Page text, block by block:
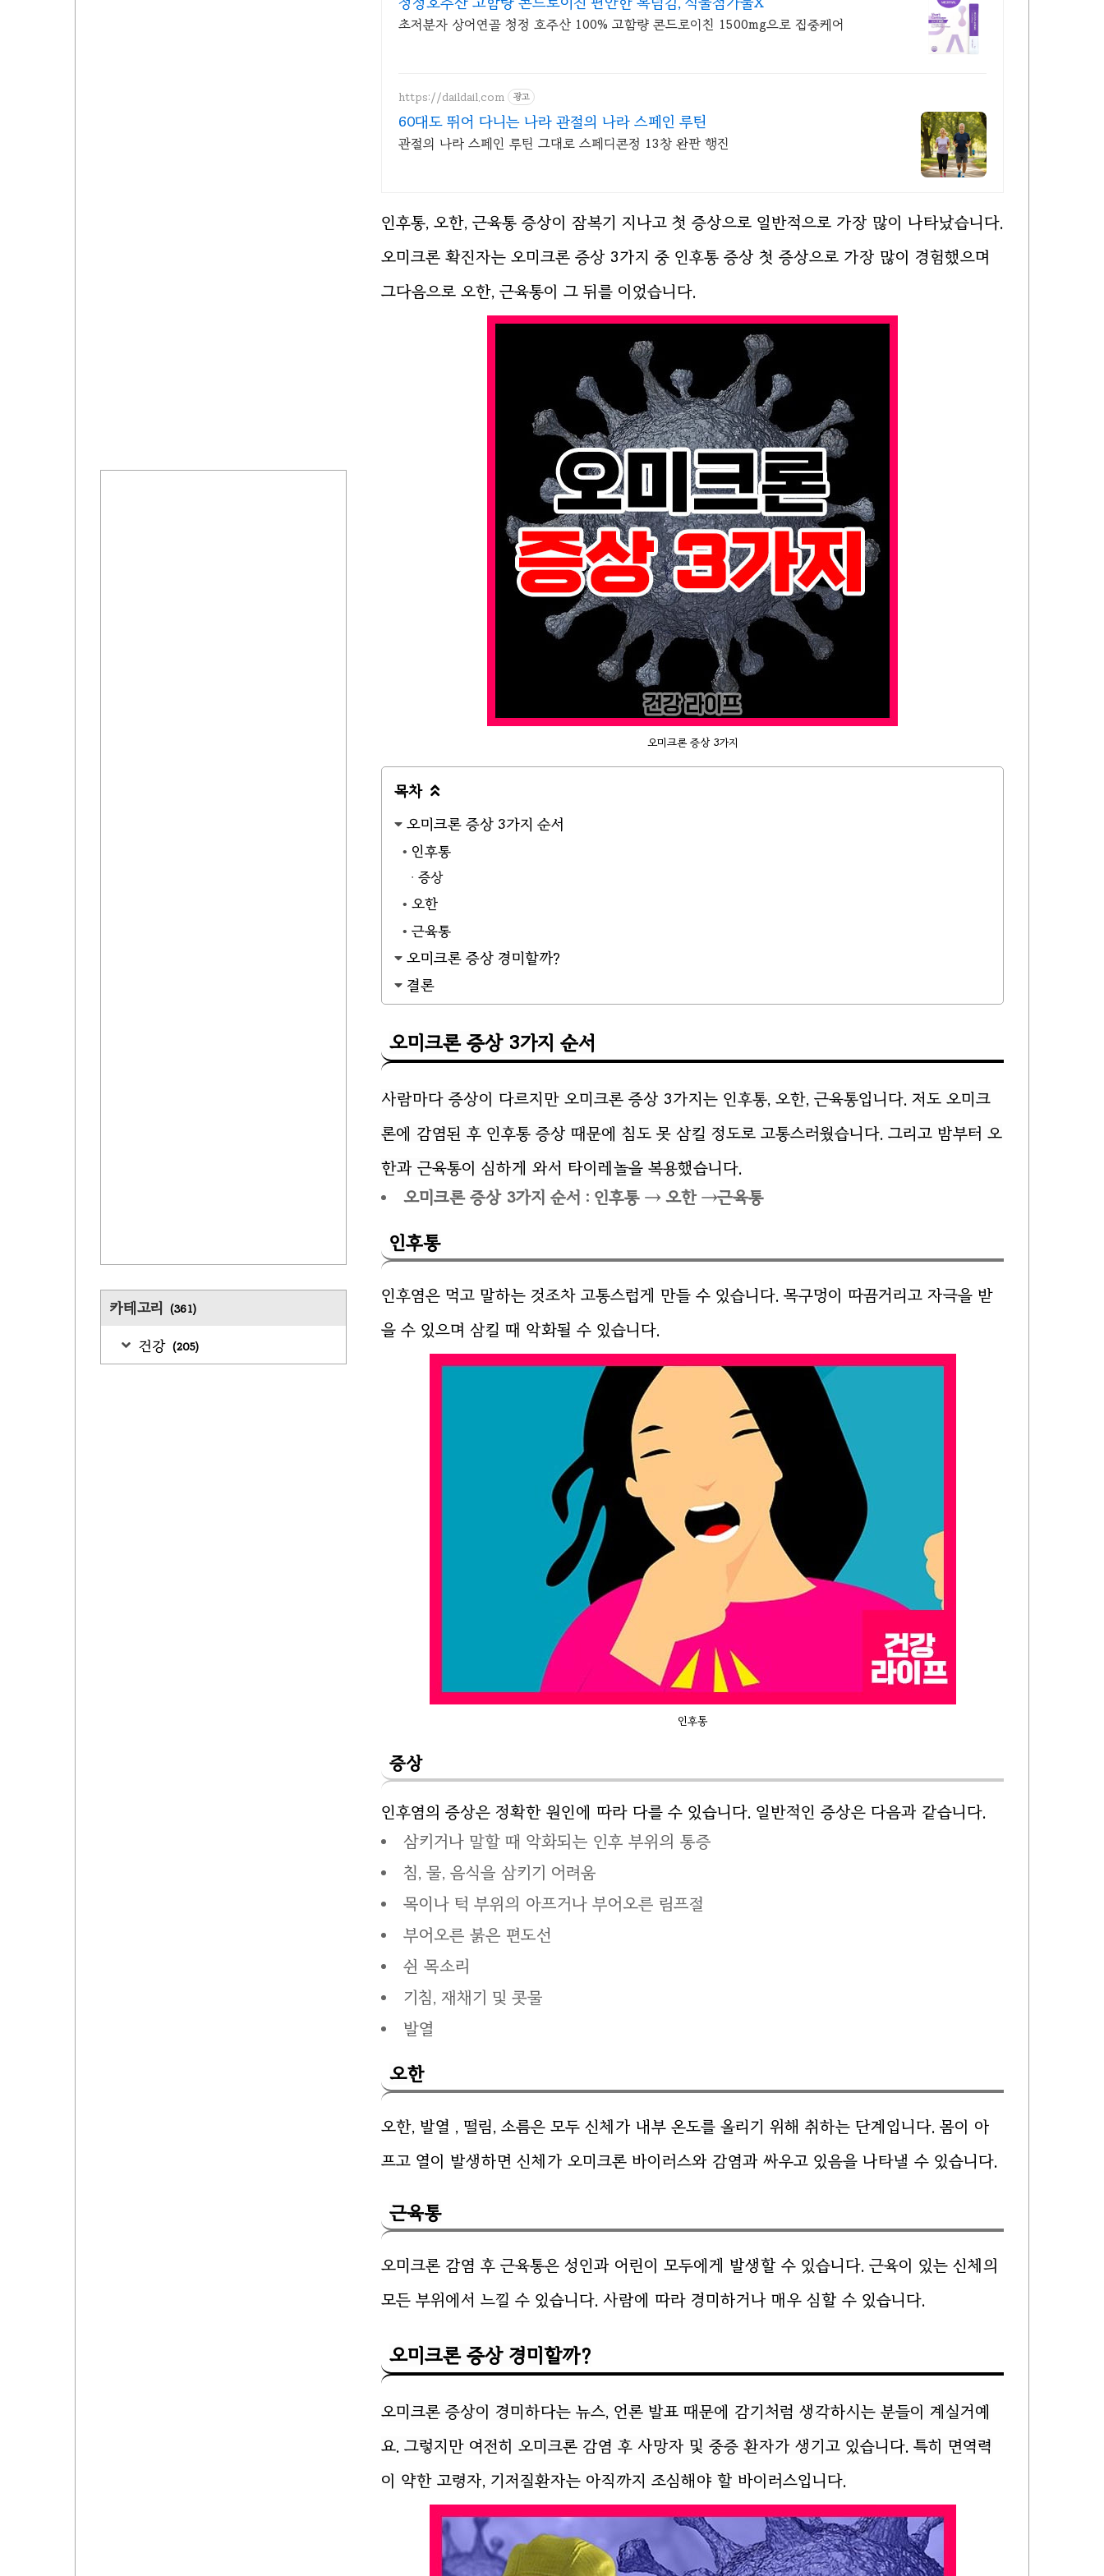
카테고리 (361)
건강 (205)
초저분자 상어연골 청정 호주산 100% 고함량 콘드로이친 1500mg으로 집중케어
https://daildail.com 광고
60대도 뛰어 다니는 나라 관절의 나라 스페인 루틴
관절의 나라 스페인 루틴 그대로 스페디콘정 13창 완판 행진
인후통, 오한, 근육통 증상이 잠복기 지나고 첫 증상으로 일반적으로 가장 많이 나타났습니다.
오미크론 확진자는 오미크론 증상 3가지 중 인후통 증상 첫 증상으로 가장 많이 경험했으며
그다음으로 오한, 근육통이 그 뒤를 이었습니다.
오미크론 증상 3가지
목차 
오미크론 증상 3가지 순서
인후통
증상
오한
근육통
오미크론 증상 경미할까?
결론
오미크론 증상 3가지 순서
사람마다 증상이 다르지만 오미크론 증상 3가지는 인후통, 오한, 근육통입니다. 저도 오미크
론에 감염된 후 인후통 증상 때문에 침도 못 삼킬 정도로 고통스러웠습니다. 그리고 밤부터 오
한과 근육통이 심하게 와서 타이레놀을 복용했습니다.
오미크론 증상 3가지 순서 : 인후통 → 오한 →근육통
인후통
인후염은 먹고 말하는 것조차 고통스럽게 만들 수 있습니다. 목구멍이 따끔거리고 자극을 받
을 수 있으며 삼킬 때 악화될 수 있습니다.
인후통
증상
인후염의 증상은 정확한 원인에 따라 다를 수 있습니다. 일반적인 증상은 다음과 같습니다.
삼키거나 말할 때 악화되는 인후 부위의 통증
침, 물, 음식을 삼키기 어려움
목이나 턱 부위의 아프거나 부어오른 림프절
부어오른 붉은 편도선
쉰 목소리
기침, 재채기 및 콧물
발열
오한
오한, 발열 , 떨림, 소름은 모두 신체가 내부 온도를 올리기 위해 취하는 단계입니다. 몸이 아
프고 열이 발생하면 신체가 오미크론 바이러스와 감염과 싸우고 있음을 나타낼 수 있습니다.
근육통
오미크론 감염 후 근육통은 성인과 어린이 모두에게 발생할 수 있습니다. 근육이 있는 신체의
모든 부위에서 느낄 수 있습니다. 사람에 따라 경미하거나 매우 심할 수 있습니다.
오미크론 증상 경미할까?
오미크론 증상이 경미하다는 뉴스, 언론 발표 때문에 감기처럼 생각하시는 분들이 계실거예
요. 그렇지만 여전히 오미크론 감염 후 사망자 및 중증 환자가 생기고 있습니다. 특히 면역력
이 약한 고령자, 기저질환자는 아직까지 조심해야 할 바이러스입니다.